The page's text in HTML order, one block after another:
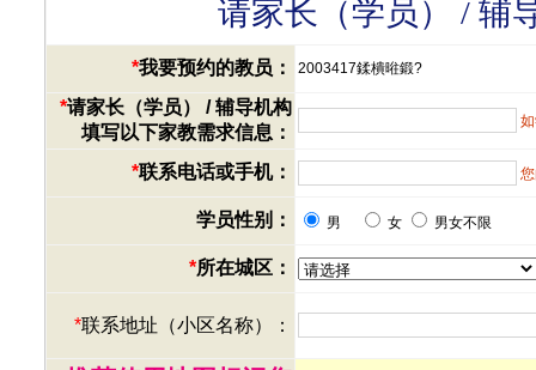
请家长（学员） / 辅
*我要预约的教员： 2003417鍒樻暀鍛?
*请家长（学员） / 辅导机构
填写以下家教需求信息：
*联系电话或手机：
学员性别： 男 女 男女不限
*所在城区：
*联系地址（小区名称）：